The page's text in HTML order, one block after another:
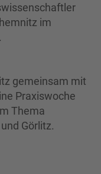
im
gemeinsam mit
Praxiswoche
Thema
Görlitz.